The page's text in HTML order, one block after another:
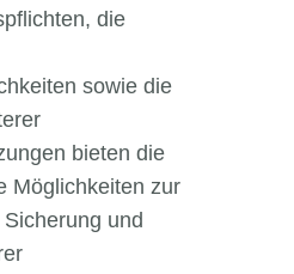
die
sowie die
bieten die
Möglichkeiten zur
und